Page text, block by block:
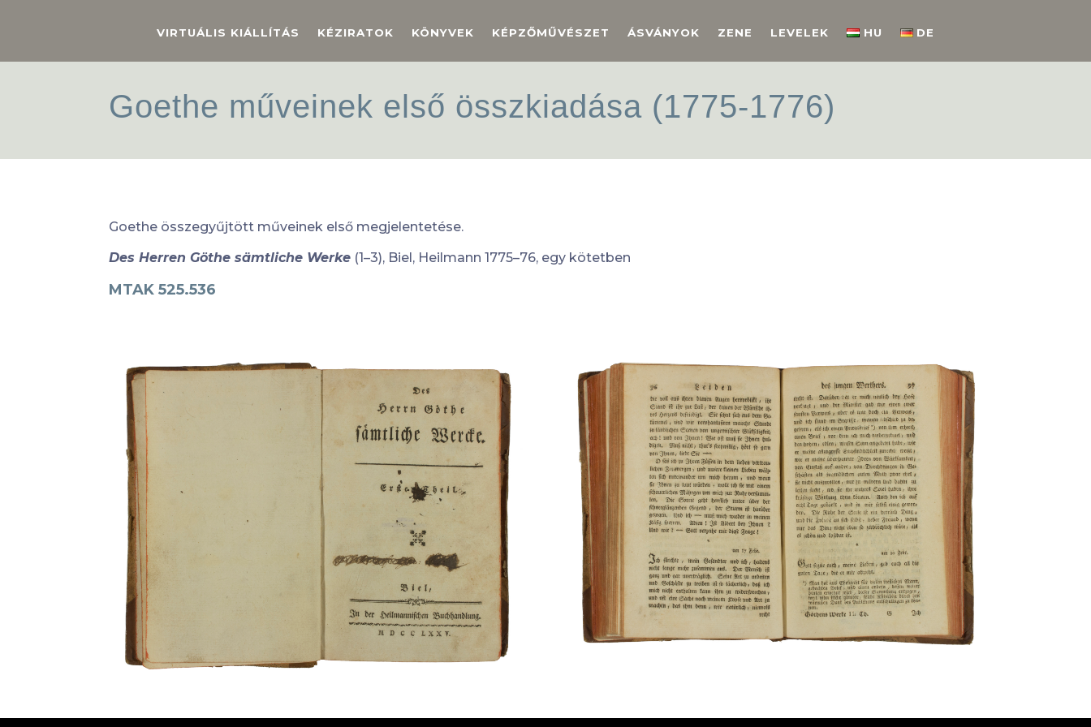
VIRTUÁLIS KIÁLLÍTÁS KÉZIRATOK KÖNYVEK KÉPZŐMŰVÉSZET ÁSVÁNYOK ZENE LEVELEK HU DE
Goethe műveinek első összkiadása (1775-1776)
Goethe összegyűjtött műveinek első megjelentetése.
Des Herren Göthe sämtliche Werke (1–3), Biel, Heilmann 1775–76, egy kötetben
MTAK 525.536